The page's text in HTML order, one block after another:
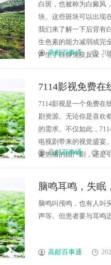
白斑，也被称为白癜风
块。这些斑块可以出现
我们来了解一下后背有
生色素的能力减弱或完
产生了自身免疫反应，
高邮百事通
7114影视免费在
7114影视是一个免费在
剧资源。无论你是喜欢
的需求。不仅如此，
电视剧带来的视觉盛宴
是热播的国产剧，还是
高邮百事通
脑鸣耳鸣，失眠
脑鸣叫颅鸣，也有人叫
声等。但患者要与耳鸣
高邮百事通